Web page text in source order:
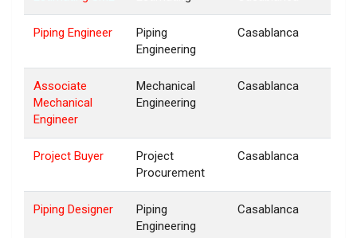
Piping Engineer
Piping
Engineering
Casablanca
Associate
Mechanical
Engineer
Mechanical
Engineering
Casablanca
Project Buyer
Project
Procurement
Casablanca
Piping Designer
Piping
Engineering
Casablanca